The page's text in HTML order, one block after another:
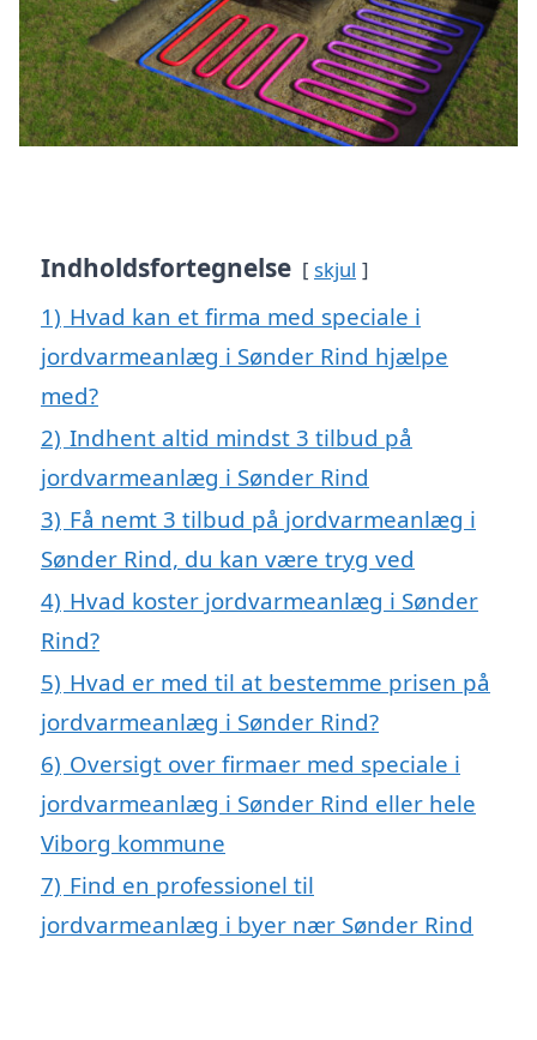
Indholdsfortegnelse skjul
1) Hvad kan et firma med speciale i
jordvarmeanlæg i Sønder Rind hjælpe
med?
2) Indhent altid mindst 3 tilbud på
jordvarmeanlæg i Sønder Rind
3) Få nemt 3 tilbud på jordvarmeanlæg i
Sønder Rind, du kan være tryg ved
4) Hvad koster jordvarmeanlæg i Sønder
Rind?
5) Hvad er med til at bestemme prisen på
jordvarmeanlæg i Sønder Rind?
6) Oversigt over firmaer med speciale i
jordvarmeanlæg i Sønder Rind eller hele
Viborg kommune
7) Find en professionel til
jordvarmeanlæg i byer nær Sønder Rind